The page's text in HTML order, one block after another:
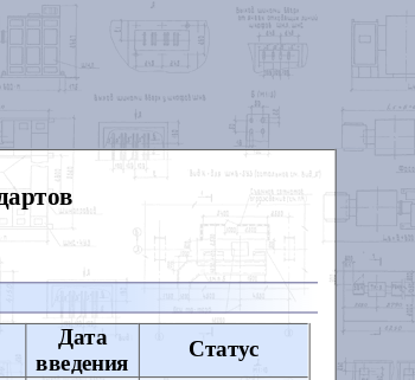
Дата
введения
Статус